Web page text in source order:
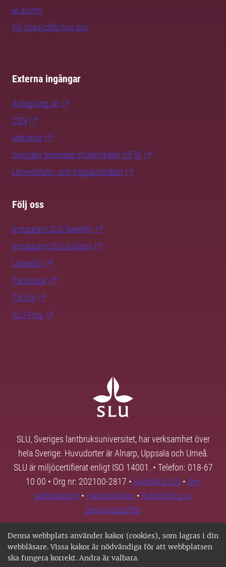
Denna webbplats använder kakor (cookies), som lagras i din
webbläsare. Vissa kakor är nödvändiga för att webbplatsen
ska fungera korrekt. Andra är valbara.
är alumn
vill söka jobb hos oss
Externa ingångar
Antagning.se
CSN
Mecenat
Sveriges förenade studentkårer (SFS)
Universitets- och högskolerådet
Följ oss
Instagram SLU.Sweden
Instagram SLU.student
LinkedIn
Facebook
TikTok
SLU Play
SLU, Sveriges lantbruksuniversitet, har verksamhet över
hela Sverige. Huvudorter är Alnarp, Uppsala och Umeå.
SLU är miljöcertifierat enligt ISO 14001. • Telefon: 018-67
10 00 • Org nr: 202100-2817 • Kontakta SLU • Om
webbplatsen • Hantera kakor • Behandling av
personuppgifter